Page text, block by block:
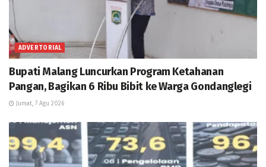
ADVERTORIAL
Bupati Malang Luncurkan Program Ketahanan
Pangan, Bagikan 6 Ribu Bibit ke Warga Gondanglegi
Jumat, 7 Agu 2026